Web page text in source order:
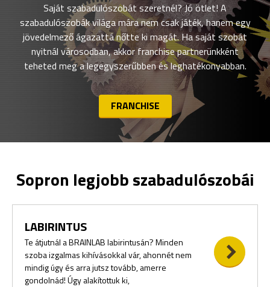
Saját szabadulószobát szeretnél? Jó ötlet! A
szabadulószobák világa mára nem csak játék, hanem egy
jövedelmező ágazattá nőtte ki magát. Ha saját szobát
nyitnál városodban, akkor franchise partnerünkként
teheted meg a legegyszerűbben és leghatékonyabban.
FRANCHISE
Sopron legjobb szabadulószobái
LABIRINTUS
Te átjutnál a BRAINLAB labirintusán? Minden
szoba izgalmas kihívásokkal vár, ahonnét nem
mindig úgy és arra jutsz tovább, amerre
gondolnád! Úgy alakítottuk ki,